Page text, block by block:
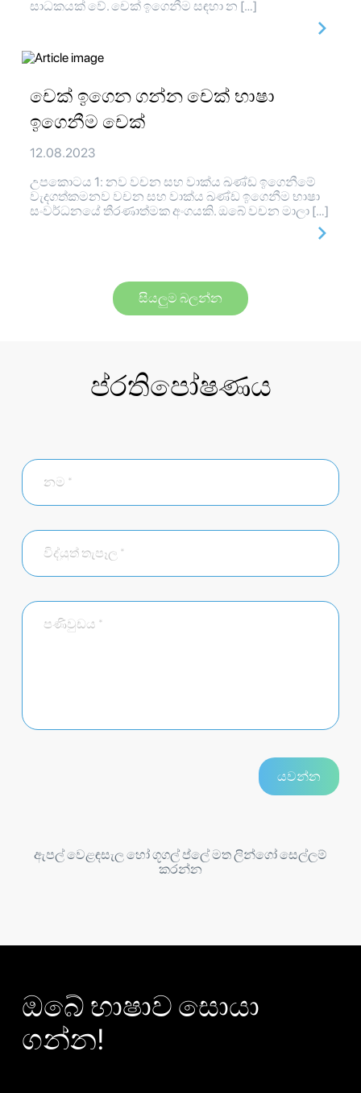
සාධකයක් වේ. චෙක් ඉගෙනීම සඳහා න […]
චෙක් ඉගෙන ගන්න චෙක් භාෂා
ඉගෙනීම චෙක්
12.08.2023
උපකොටය 1: නව වචන සහ වාක්ය ඛණ්ඩ ඉගෙනීමේ
වැදගත්කමනව වචන සහ වාක්ය ඛණ්ඩ ඉගෙනීම භාෂා
සංවර්ධනයේ තීරණාත්මක අංගයකි. ඔබේ වචන මාලා […]
සියලුම බලන්න
ප්රතිපෝෂණය
ඇපල් වෙළඳසැල හෝ ගූගල් ප්ලේ මත ලින්ගෝ සෙල්ලම්
කරන්න
ඔබේ භාෂාව සොයා
ගන්න!